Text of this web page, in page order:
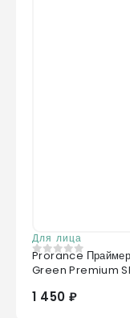
Для лица
0 из 5
Prorance
Green Premium
1 450 ₽